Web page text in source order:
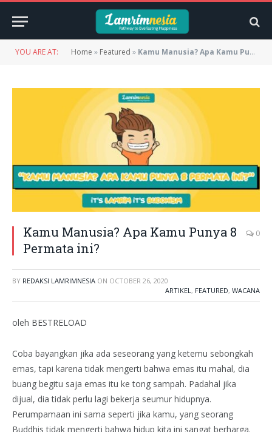
YOU ARE AT: Home » Featured » Kamu Manusia? Apa Kamu Punya 8 Permata ini?
Kamu Manusia? Apa Kamu Punya 8
Permata ini?
0
BY REDAKSI LAMRIMNESIA ON OCTOBER 26, 2020
ARTIKEL, FEATURED, WACANA
oleh BESTRELOAD
Coba bayangkan jika ada seseorang yang ketemu sebongkah
emas, tapi karena tidak mengerti bahwa emas itu mahal, dia
buang begitu saja emas itu ke tong sampah. Padahal jika
dijual, dia tidak perlu lagi bekerja seumur hidupnya.
Perumpamaan ini sama seperti jika kamu, yang seorang
Buddhis tidak mengerti bahwa hidup kita ini sangat berharga.